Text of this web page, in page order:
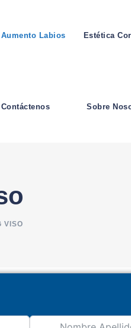
Aumento Labios Estética
Contáctenos Sobre
VISO